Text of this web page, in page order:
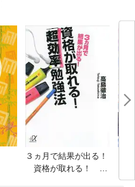
３ヵ月で結果が出る！
資格が取れる！
ラ